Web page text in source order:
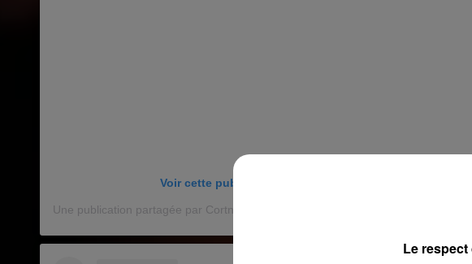
Voir cette publication sur Instagram
Une publication partagée par Cortni Beers (@cortnibeers)
Le